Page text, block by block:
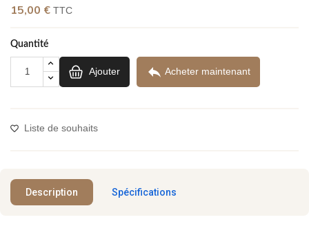
15,00 € TTC
Quantité
Ajouter  Acheter maintenant
Liste de souhaits
Description Spécifications